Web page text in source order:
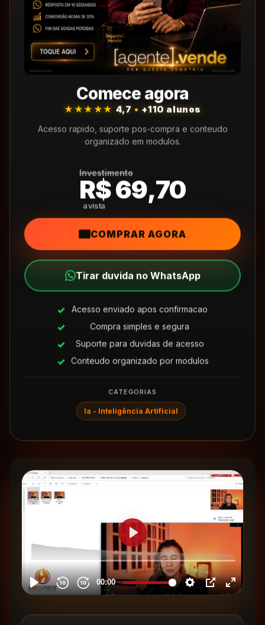
Comece agora
★★★★★ 4,7 • +110 alunos
Acesso rapido, suporte pos-compra e conteudo
organizado em modulos.
Investimento
R$ 69,70
COMPRAR AGORA
Tirar duvida no WhatsApp
Acesso enviado apos confirmacao
Compra simples e segura
Suporte para duvidas de acesso
Conteudo organizado por modulos
CATEGORIAS
Ia - Inteligência Artificial